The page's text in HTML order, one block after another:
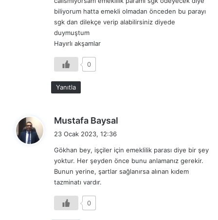
biliyorum hatta emekli olmadan önceden bu parayı
sgk dan dilekçe verip alabilirsiniz diyede
duymuştum
Hayırlı akşamlar
0
Yanıtla
Mustafa Baysal
i
k
i
23 Ocak 2023, 12:36
Gökhan bey, işçiler için emeklilik parası diye bir şey
yoktur. Her şeyden önce bunu anlamanız gerekir.
Bunun yerine, şartlar sağlanırsa alınan kıdem
tazminatı vardır.
0